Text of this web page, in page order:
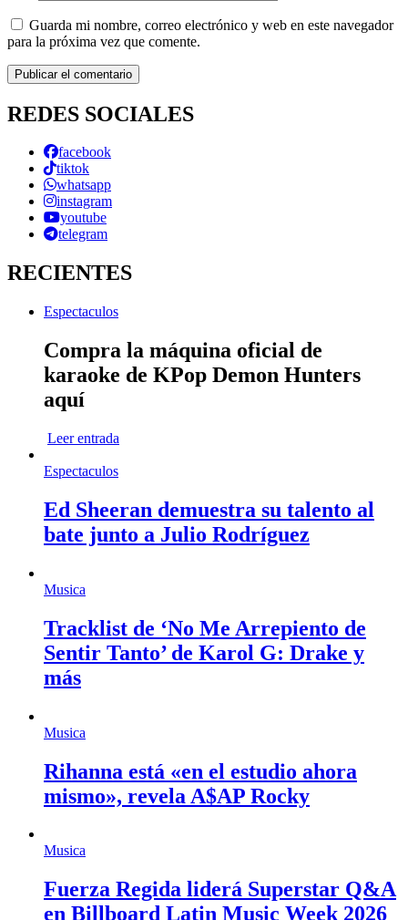
Guarda mi nombre, correo electrónico y web en este navegador
para la próxima vez que comente.
REDES SOCIALES
facebook
tiktok
whatsapp
instagram
youtube
telegram
RECIENTES
Espectaculos
Compra la máquina oficial de
karaoke de KPop Demon Hunters
aquí
Leer entrada
Espectaculos
Ed Sheeran demuestra su talento al
bate junto a Julio Rodríguez
Musica
Tracklist de ‘No Me Arrepiento de
Sentir Tanto’ de Karol G: Drake y
más
Musica
Rihanna está «en el estudio ahora
mismo», revela A$AP Rocky
Musica
Fuerza Regida liderá Superstar Q&A
en Billboard Latin Music Week 2026